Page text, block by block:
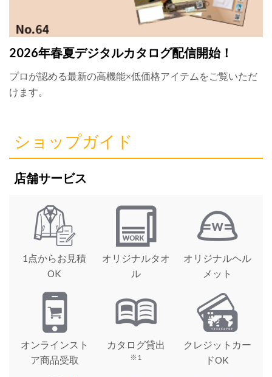
2026年春夏デジタルカタログ配信開始！
プロが認める最新の高機能×低価格アイテムをご覧いただ
けます。
ショップガイド
店舗サービス
1点からお見積
OK
オリジナルタオ
ル
オリジナルヘル
メット
オンラインスト
ア商品受取
カタログ貸出
※1
クレジットカー
ドOK